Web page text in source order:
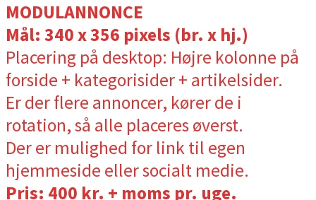
MODULANNONCE
Mål: 340 x 356 pixels (br. x hj.)
Placering på desktop: Højre kolonne på
forside + kategorisider + artikelsider.
Er der flere annoncer, kører de i
rotation, så alle placeres øverst.
Der er mulighed for link til egen
hjemmeside eller socialt medie.
Pris: 400 kr. + moms pr. uge.